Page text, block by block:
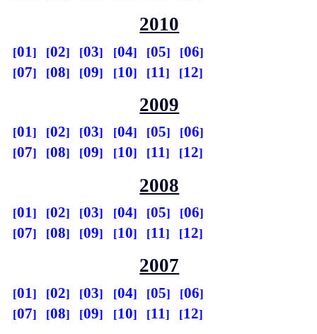
2010
01 02 03 04 05
06
07
08 09 10 11 12
2009
01 02 03 04 05
06
07
08 09 10 11 12
2008
01 02 03 04 05
06
07
08 09 10 11 12
2007
01 02 03 04 05
06
07
08 09 10 11 12